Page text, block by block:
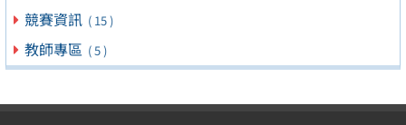
競賽資訊 ( 15 )
教師專區 ( 5 )